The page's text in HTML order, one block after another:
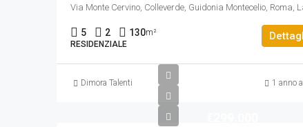
5 2 130m²
RESIDENZIALE
Dimora Talenti 1 anno